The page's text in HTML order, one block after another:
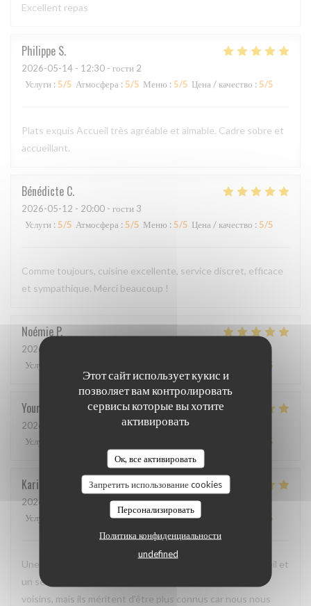
Этот сайт использует кукис и
позволяет вам контролировать
сервисы которые вы хотите
активировать
Ок, все активировать
Запретить использование cookies
Персонализировать
Политика конфиденциальности
undefined
Excellent repas
Philippe S
2026-05-14 - 12:30 - гости 2
Услуги : 5/5 Атмосфера : 5/5 Меню : 5/5 Цена / качество : 5/5
Plats exquis Accueil très agréable et aimable. Cadre sobre et
accueillant.
Bénédicte C
2026-05-12 - 20:00 - гости 3
Услуги : 5/5 Атмосфера : 5/5 Меню : 5/5 Цена / качество : 5/5
Comme toujours, cuisine excellente, service discret, efficace
et sympathique. Merci beaucoup !
NoémieP
2026-05-06
Услуги
/5
Youri
2026-04-22
- 12:00 - гости 2
Услуги
/5
Karin
2026-05-01
- 19:15 - гости 3
Услуги
Атмосфера:4/5 Меню:5/5 Цена / качество /5
Une cuisine délicieuse et pleine de saveurs, avec un accueil et
un service irréprochables. Moins de monde que chez les
voisins, mais ils méritent d'être plus connus car nous nous